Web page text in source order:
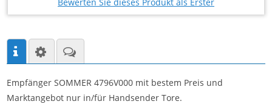
Empfänger SOMMER 4796V000 mit bestem Preis und
Marktangebot nur in/für Handsender Tore.